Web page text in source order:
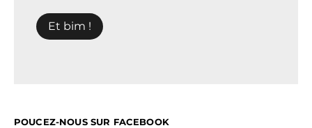
POUCEZ-NOUS SUR FACEBOOK